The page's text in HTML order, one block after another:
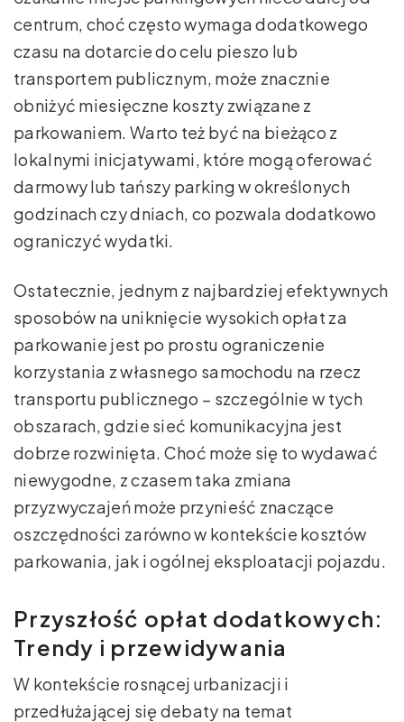
centrum, choć często wymaga dodatkowego
czasu na dotarcie do celu pieszo lub
transportem publicznym, może znacznie
obniżyć miesięczne koszty związane z
parkowaniem. Warto też być na bieżąco z
lokalnymi inicjatywami, które mogą oferować
darmowy lub tańszy parking w określonych
godzinach czy dniach, co pozwala dodatkowo
ograniczyć wydatki.
Ostatecznie, jednym z najbardziej efektywnych
sposobów na uniknięcie wysokich opłat za
parkowanie jest po prostu ograniczenie
korzystania z własnego samochodu na rzecz
transportu publicznego – szczególnie w tych
obszarach, gdzie sieć komunikacyjna jest
dobrze rozwinięta. Choć może się to wydawać
niewygodne, z czasem taka zmiana
przyzwyczajeń może przynieść znaczące
oszczędności zarówno w kontekście kosztów
parkowania, jak i ogólnej eksploatacji pojazdu.
Przyszłość opłat dodatkowych:
Trendy i przewidywania
W kontekście rosnącej urbanizacji i
przedłużającej się debaty na temat